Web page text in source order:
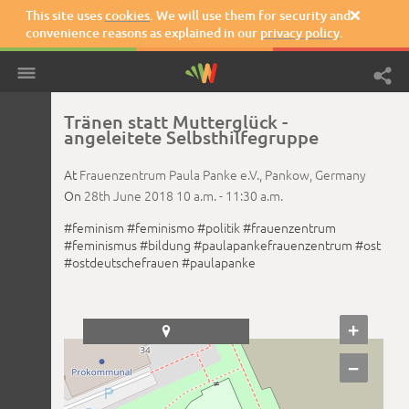
This site usescookies. We will use them for security and
convenience reasons as explained in our privacy policy.

Tränen statt Mutterglück -
angeleitete Selbsthilfegruppe
At Frauenzentrum Paula Panke e.V., Pankow, Germany
On 28th June 2018 10 a.m. - 11:30 a.m.
#feminism #feminismo#politik#frauenzentrum
#feminismus#bildung #paulapankefrauenzentrum #ost
#ostdeutschefrauen #paulapanke

+
−